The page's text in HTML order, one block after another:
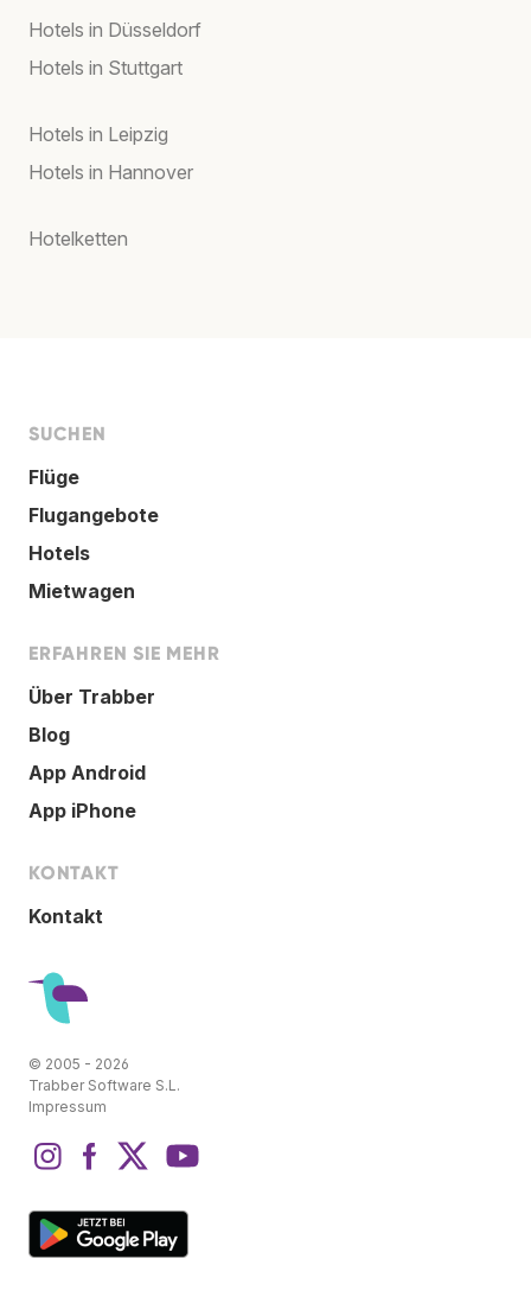
Hotels in Düsseldorf
Hotels in Stuttgart
Hotels in Leipzig
Hotels in Hannover
Hotelketten
SUCHEN
Flüge
Flugangebote
Hotels
Mietwagen
ERFAHREN SIE MEHR
Über Trabber
Blog
App Android
App iPhone
KONTAKT
Kontakt
© 2005 - 2026
Trabber Software S.L.
Impressum